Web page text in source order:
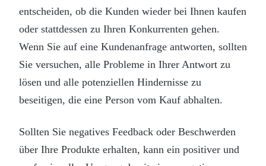
entscheiden, ob die Kunden wieder bei Ihnen kaufen
oder stattdessen zu Ihren Konkurrenten gehen.
Wenn Sie auf eine Kundenanfrage antworten, sollten
Sie versuchen, alle Probleme in Ihrer Antwort zu
lösen und alle potenziellen Hindernisse zu
beseitigen, die eine Person vom Kauf abhalten.
Sollten Sie negatives Feedback oder Beschwerden
über Ihre Produkte erhalten, kann ein positiver und